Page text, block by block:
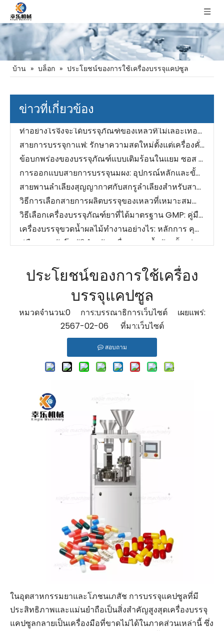
บ้าน » บล็อก » ประโยชน์ของการใช้เครื่องบรรจุแคปซูล
ข่าวที่เกี่ยวข้อง
เครื่องบรรจุของเหลวราคาเท่าไหร่?
5 ปัญหาบรรจุภัณฑ์ซอสที่ทำลายประสิทธิภาพของคุณ
ทำอย่างไรจึงจะได้บรรจุภัณฑ์ของเหลวที่ไม่เลอะเทอะ? ประเด็นทางเทคนิคที่สำคัญสำหรับการบรรจุถุง
การออกแบบสายการบรรจุนมผง: อุปกรณ์หลักและขั้นตอนการทำงาน
เครื่องบรรจุขวดอัตโนมัติช่วยเพิ่มประสิทธิภาพในการผลิตยาได้อย่างไร
วิธีทำให้เครื่องบรรจุของเหลวทำงานในระยะยาว
ปัญหาเครื่องบรรจุของเหลวทั่วไปและวิธีแก้ไข
เครื่องบรรจุของเหลวราคาเท่าไหร่?
5 ปัญหาบรรจุภัณฑ์ซอสที่ทำลายประสิทธิภาพของคุณ
ประโยชน์ของการใช้เครื่อง
บรรจุแคปซูล
หมวดจำนวน:0การ:บรรณาธิการเว็บไซต์ เผยแพร่:
2567-02-06 ที่มา:เว็บไซต์
สอบถาม
ในอุตสาหกรรมยาและโภชนเภสัช การบรรจุแคปซูลที่มี
ประสิทธิภาพและแม่นยำถือเป็นสิ่งสำคัญสูงสุดเครื่องบรรจุ
แคปซูลกลายเป็นเครื่องมือที่ขาดไม่ได้ในภาคส่วนเหล่านี้ ซึ่ง